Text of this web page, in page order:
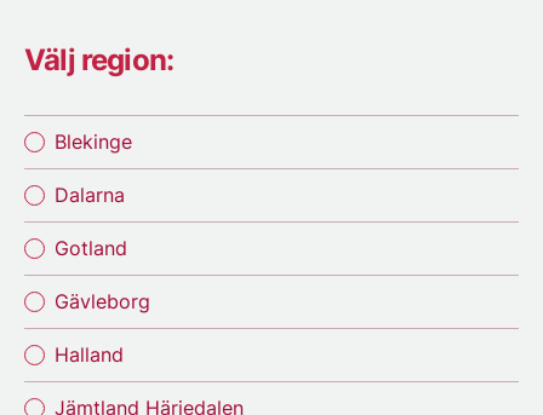
Välj region:
Blekinge
Dalarna
Gotland
Gävleborg
Halland
Jämtland Härjedalen